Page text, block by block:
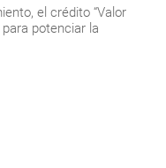
el crédito “Valor
potenciar la